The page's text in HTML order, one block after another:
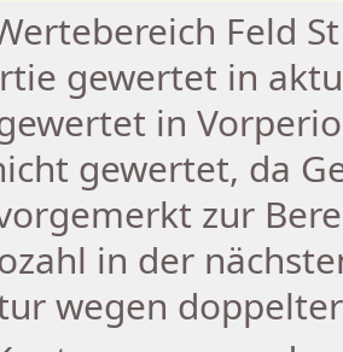
Feld
gewertet in
in
gewertet, da
zur
in der
wegen